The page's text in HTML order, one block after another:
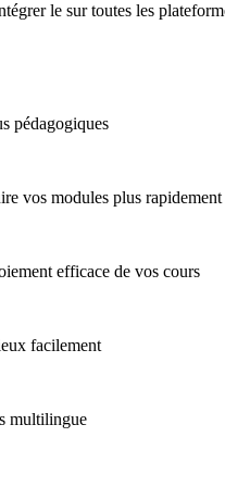
le sur toutes les
pédagogiques
vos modules plus rapidement
efficace de vos cours
facilement
multilingue